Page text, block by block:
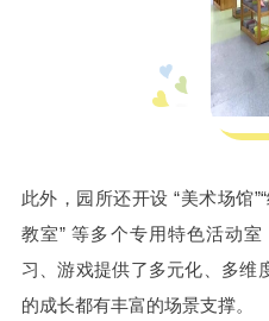
此外，园所还开设 “美术场馆
教室” 等多个专用特色活动
习、游戏提供了多元化、多维
的成长都有丰富的场景支撑。